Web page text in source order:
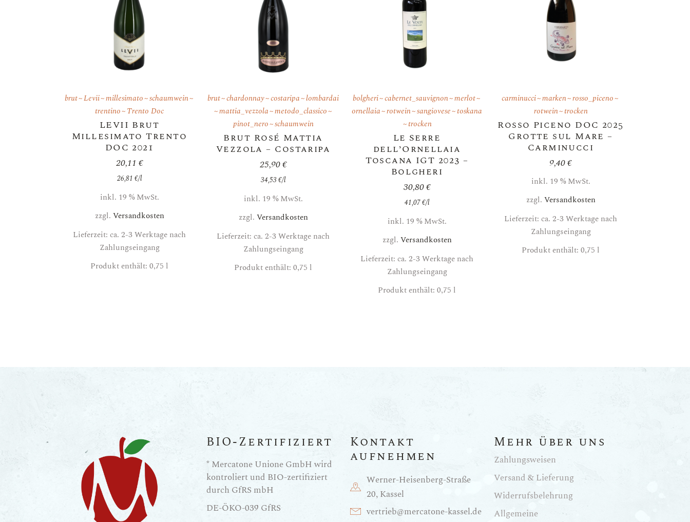
brut Levii millesimato schaumwein
trentino
Trento Doc
LEVII Brut
Millesimato Trento
DOC 2021
20,11 €
26,81 €/l
inkl. 19 % MwSt.
zzgl. Versandkosten
Lieferzeit: ca. 2-3 Werktage nach
Zahlungseingang
Produkt enthält: 0,75 l
brut chardonnay costaripa lombardai
mattia_vezzola metodo_classico
pinot_nero schaumwein
Brut Rosé Mattia
Vezzola – Costaripa
25,90€
34,53 €/l
inkl. 19 % MwSt.
zzgl. Versandkosten
Lieferzeit: ca. 2-3 Werktage nach
Zahlungseingang
Produkt enthält: 0,75 l
bolgheri cabernet_sauvignon merlot
ornellaia rotwein sangiovese
toskana
trocken
Le Serre
dell’Ornellaia
Toscana IGT 2023 –
Bolgheri
30,80€
41,07€/l
inkl. 19 % MwSt.
zzgl. Versandkosten
Lieferzeit: ca. 2-3 Werktage nach
Zahlungseingang
Produkt enthält: 0,75 l
carminucci marken rosso_piceno
rotwein trocken
Rosso Piceno DOC 2025
Grotte sul Mare –
Carminucci
9,40€
inkl. 19 % MwSt.
zzgl. Versandkosten
Lieferzeit: ca. 2-3 Werktage nach
Zahlungseingang
Produkt enthält: 0,75 l
BIO-Zertifiziert
* Mercatone Unione GmbH wird
kontroliert und BIO-zertifiziert
durch GfRS mbH
DE-ÖKO-039 GfRS
Kontakt
aufnehmen
Werner-Heisenberg-Straße
20, Kassel
vertrieb@mercatone-kassel.de
Mehr über uns
Zahlungsweisen
Versand & Lieferung
Widerrufsbelehrung
Allgemeine